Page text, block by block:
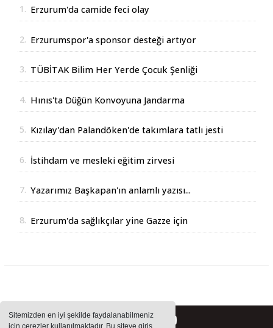
Sitemizden en iyi şekilde faydalanabilmeniz
1. Erzurum'da camide feci olay
2. Erzurumspor'a sponsor desteği artıyor
3. TÜBİTAK Bilim Her Yerde Çocuk Şenliği
4. Hınıs'ta Düğün Konvoyuna Jandarma
5. Kızılay'dan Palandöken'de takımlara tatlı jesti
6. İstihdam ve mesleki eğitim zirvesi
7. Yazarımız Başkapan'ın anlamlı yazısı...
8. Erzurum'da sağlıkçılar yine Gazze için